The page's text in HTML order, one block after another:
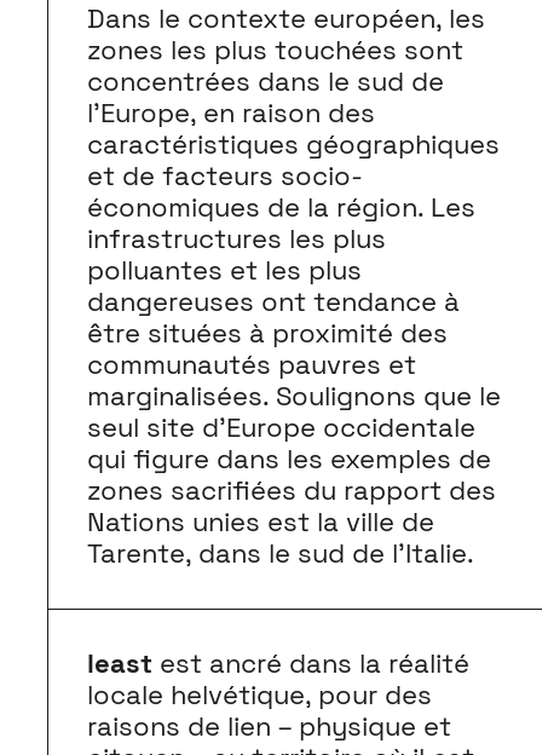
Dans le contexte européen, les
zones les plus touchées sont
concentrées dans le sud de
l’Europe, en raison des
caractéristiques géographiques
et de facteurs socio-
économiques de la région. Les
infrastructures les plus
polluantes et les plus
dangereuses ont tendance à
être situées à proximité des
communautés pauvres et
marginalisées. Soulignons que le
seul site d’Europe occidentale
qui figure dans les exemples de
zones sacrifiées du rapport des
Nations unies est la ville de
Tarente, dans le sud de l’Italie.
least est ancré dans la réalité
locale helvétique, pour des
raisons de lien – physique et